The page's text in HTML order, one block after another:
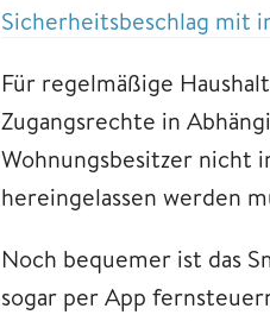
Sicherheitsbeschlag mit
Für regelmäßige
Zugangsrechte in
Wohnungsbesitzer nicht
hereingelassen werden
Noch bequemer ist das
sogar per App